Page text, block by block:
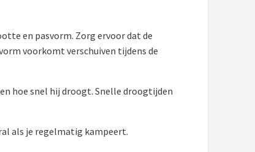
en pasvorm. Zorg ervoor dat de
voorkomt verschuiven tijdens de
hoe snel hij droogt. Snelle droogtijden
als je regelmatig kampeert.